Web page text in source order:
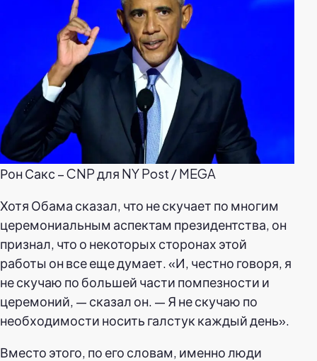
Рон Сакс – CNP для NY Post / MEGA
Хотя Обама сказал, что не скучает по многим
церемониальным аспектам президентства, он
признал, что о некоторых сторонах этой
работы он все еще думает. «И, честно говоря, я
не скучаю по большей части помпезности и
церемоний, — сказал он. — Я не скучаю по
необходимости носить галстук каждый день».
Вместо этого, по его словам, именно люди